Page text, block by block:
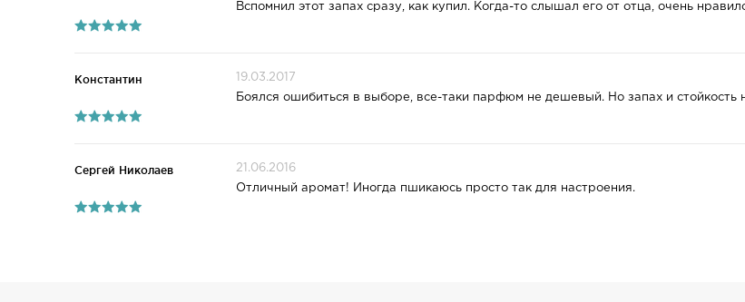
Вспомнил этот запах сразу, как купил. Когда-то слышал его от отца, очень
Константин
19.03.2017
Боялся ошибиться в выборе, все-таки парфюм не дешевый. Но запах и стойкость
Сергей Николаев
21.06.2016
Отличный аромат! Иногда пшикаюсь просто так для настроения.